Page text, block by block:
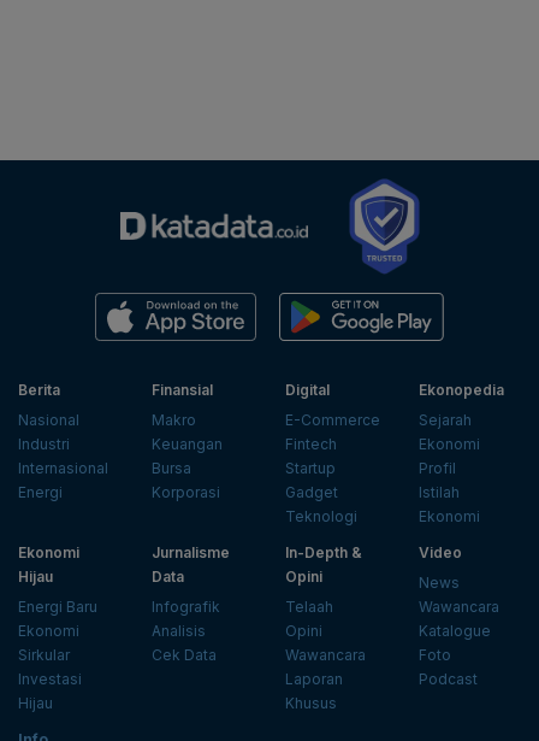
Berita
Nasional
Industri
Internasional
Energi
Finansial
Makro
Keuangan
Bursa
Korporasi
Digital
E-Commerce
Fintech
Startup
Gadget
Teknologi
Ekonopedia
Sejarah
Ekonomi
Profil
Istilah
Ekonomi
Ekonomi
Hijau
Energi Baru
Ekonomi
Sirkular
Investasi
Hijau
Jurnalisme
Data
Infografik
Analisis
Cek Data
In-Depth &
Opini
Telaah
Opini
Wawancara
Laporan
Khusus
Video
News
Wawancara
Katalogue
Foto
Podcast